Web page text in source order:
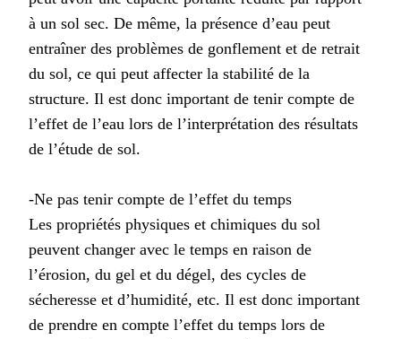
à un sol sec. De même, la présence d’eau peut
entraîner des problèmes de gonflement et de retrait
du sol, ce qui peut affecter la stabilité de la
structure. Il est donc important de tenir compte de
l’effet de l’eau lors de l’interprétation des résultats
de l’étude de sol.
-Ne pas tenir compte de l’effet du temps
Les propriétés physiques et chimiques du sol
peuvent changer avec le temps en raison de
l’érosion, du gel et du dégel, des cycles de
sécheresse et d’humidité, etc. Il est donc important
de prendre en compte l’effet du temps lors de